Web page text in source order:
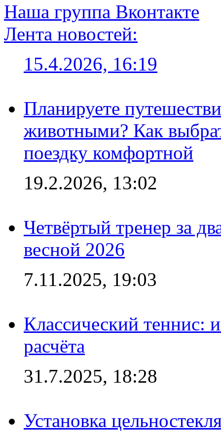
Наша группа Вконтакте
Лента новостей:
15.4.2026, 16:19
Планируете
животными? Как
поездку комфортной
19.2.2026, 13:02
Четвёртый тренер за
весной 2026
7.11.2025, 19:03
Классический теннис:
расчёта
31.7.2025, 18:28
Установка